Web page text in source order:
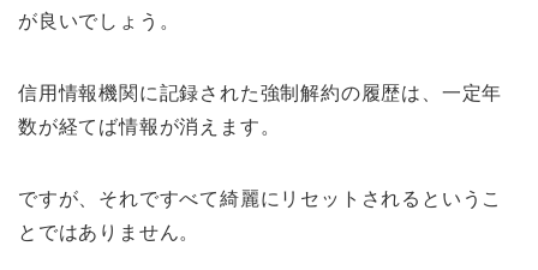
が良いでしょう。
信用情報機関に記録された強制解約の履歴は、一定年
数が経てば情報が消えます。
ですが、それですべて綺麗にリセットされるというこ
とではありません。